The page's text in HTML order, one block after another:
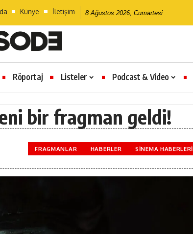
Künye İletişim 8 Ağustos 2026, Cumartesi
Röportaj Listeler Podcast & Video
bir fragman geldi!
FRAGMANLAR HABERLER SINEMA HABERLERI